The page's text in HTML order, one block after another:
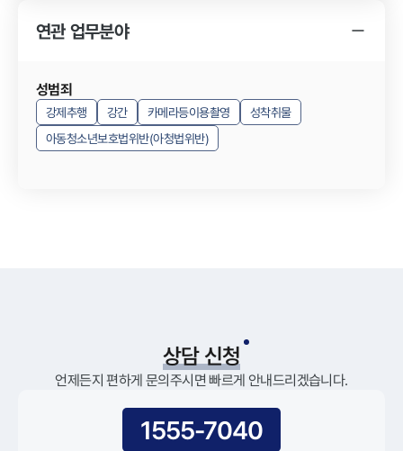
소년사건일체 사건의 소송 결과
연관 업무분야
성범죄
강제추행 강간 카메라등이용촬영
성착취물
아동청소년보호법위반(아청법위반)
상담 신청
언제든지 편하게 문의주시면 빠르게 안내드리겠습니다.
1555-7040